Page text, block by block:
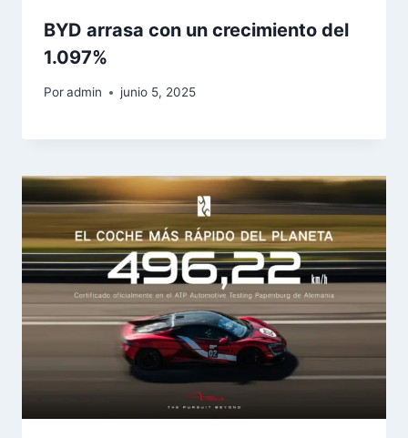
BYD arrasa con un crecimiento del
1.097%
Poradmin junio 5, 2025